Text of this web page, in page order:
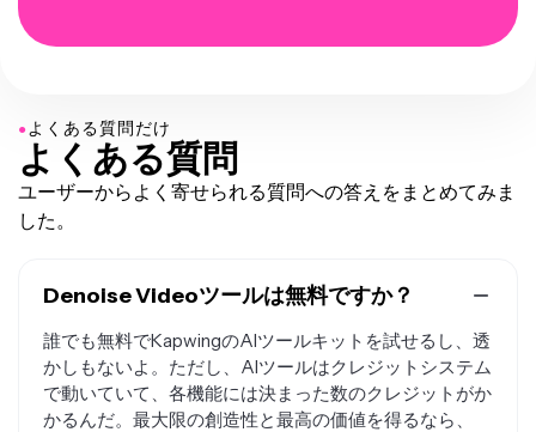
● よくある質問だけ
よくある質問
ユーザーからよく寄せられる質問への答えをまとめてみま
した。
Denoise Videoツールは無料ですか？
誰でも無料でKapwingのAIツールキットを試せるし、透
かしもないよ。ただし、AIツールはクレジットシステム
で動いていて、各機能には決まった数のクレジットがか
かるんだ。最大限の創造性と最高の価値を得るなら、